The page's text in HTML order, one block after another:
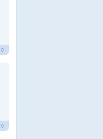
0
0